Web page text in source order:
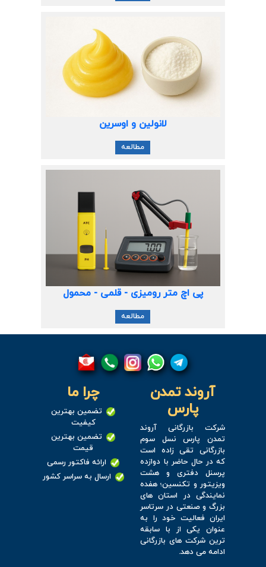
لانولین و اوسرین
مطالعه
پی اچ متر رومیزی - قلمی - محمول
مطالعه
آروند تمدن
پارس
شرکت بازرگانی آروند
تمدن پارس نسل سوم
بازرگانی تقی زاده است
که در حال حاضر با دوازده
پرسنل دفتری و هشت
ویزیتور و تکنسین؛ هفده
نمایندگی در استان های
بزرگ و صنعتی در سرتاسر
ایران فعالیت خود را به
عنوان یکی از با سابقه
ترین شرکت های بازرگانی
ادامه می دهد.
چرا ما
تضمین بهترین
کیفیت
تضمین بهترین
قیمت
ارائه فاکتور رسمی
ارسال به سراسر کشور